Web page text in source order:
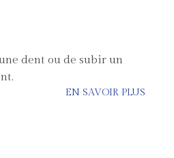
dent ou de subir un
EN SAVOIR PLUS